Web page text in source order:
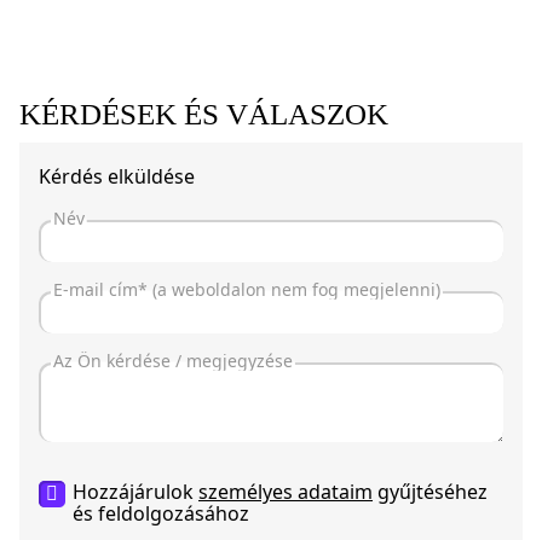
KÉRDÉSEK ÉS VÁLASZOK
Kérdés elküldése
Hozzájárulokszemélyes adataim gyűjtéséhez
és feldolgozásához